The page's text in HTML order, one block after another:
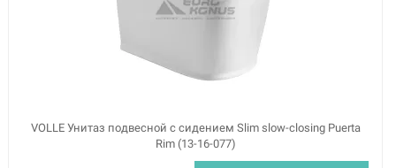
VOLLE Унитаз подвесной с сидением Slim slow-closing Puerta
Rim (13-16-077)